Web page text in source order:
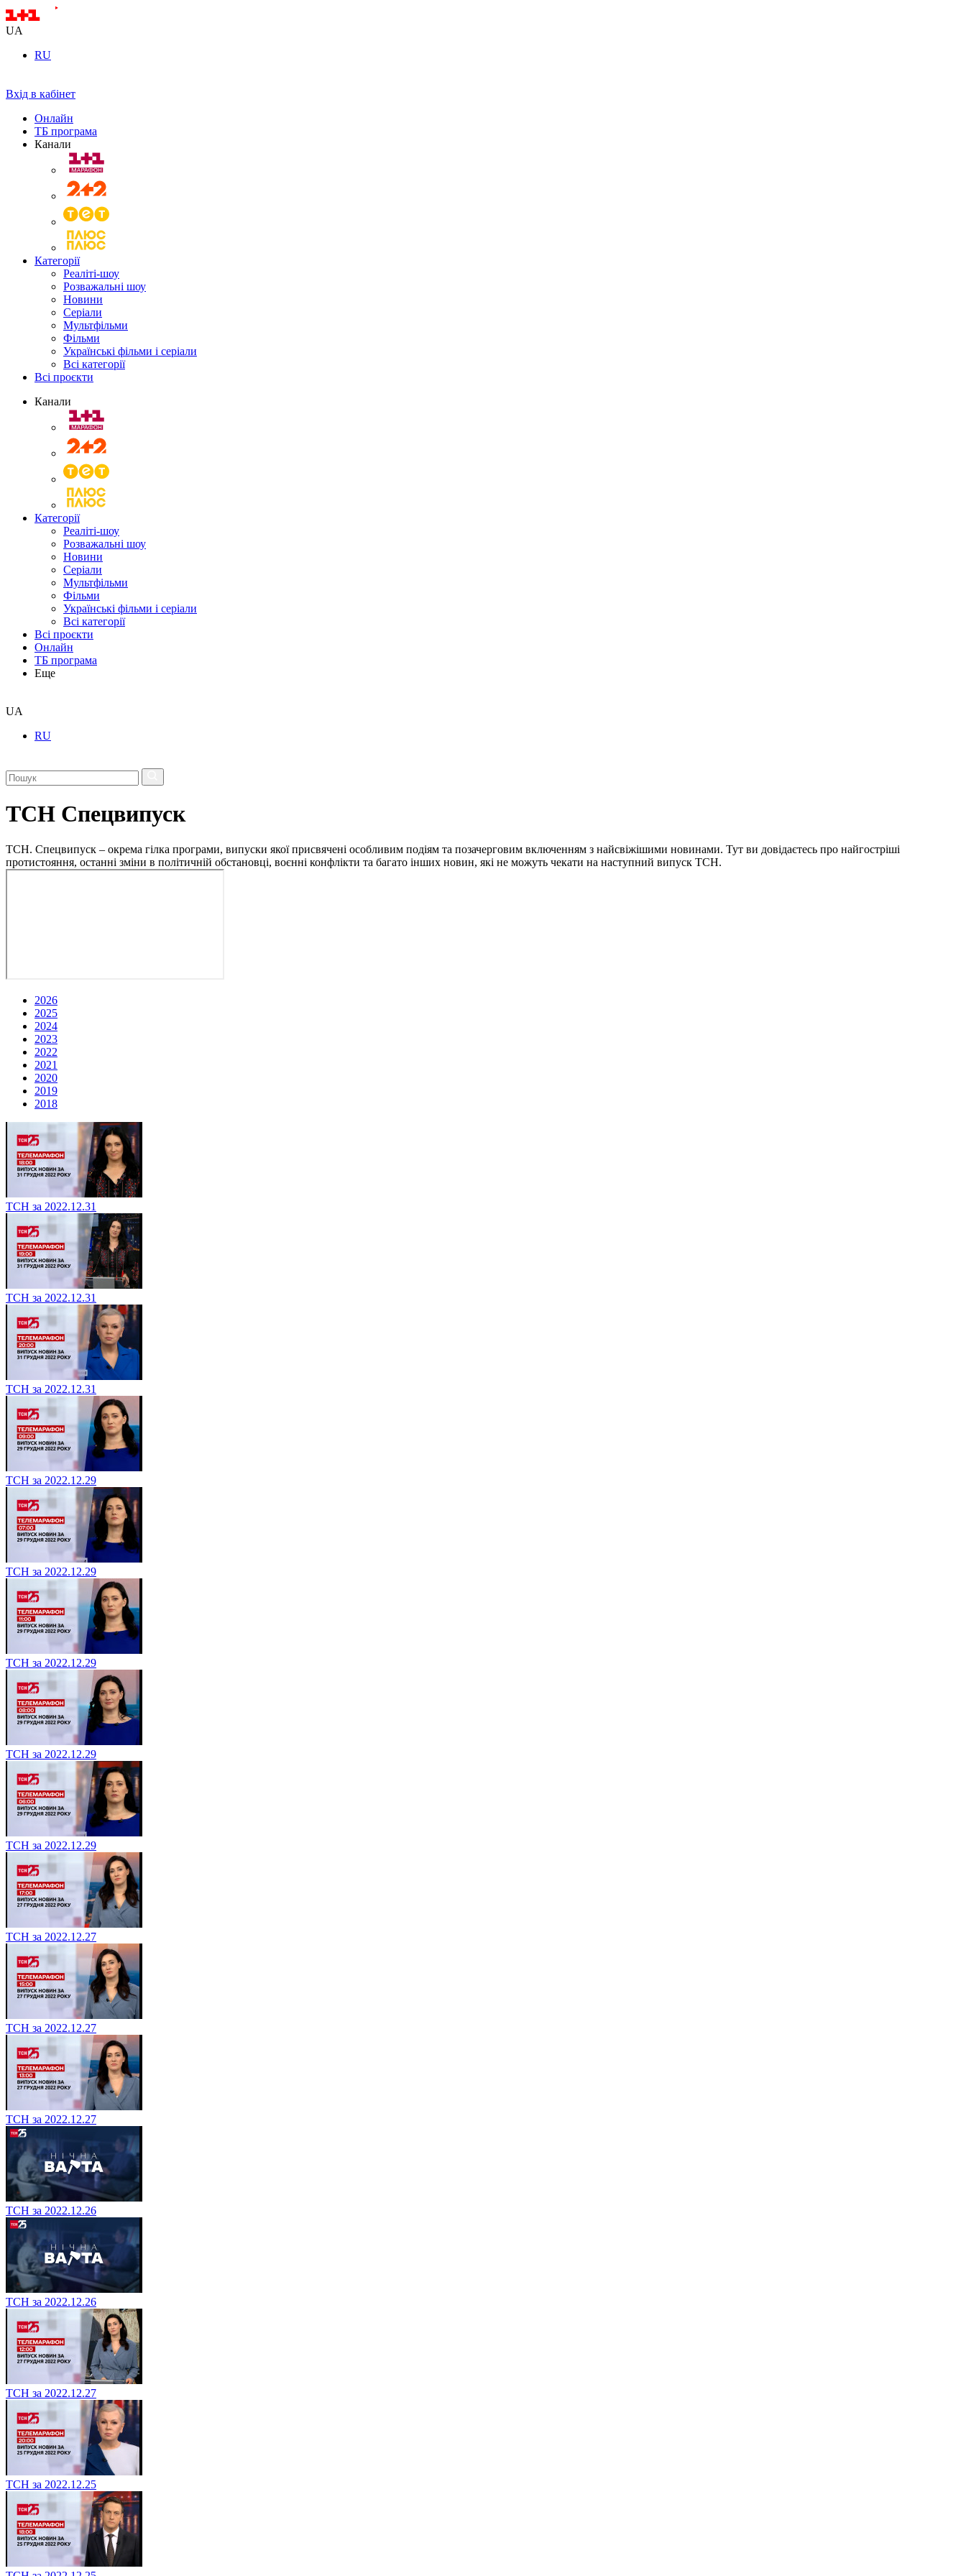
UA
RU
Вхід в кабінет
Онлайн
ТБ програма
Канали
Категорії
Реаліті-шоу
Розважальні шоу
Новини
Серіали
Мультфільми
Фільми
Українські фільми і серіали
Всі категорії
Всі проєкти
Канали
Категорії
Реаліті-шоу
Розважальні шоу
Новини
Серіали
Мультфільми
Фільми
Українські фільми і серіали
Всі категорії
Всі проєкти
Онлайн
ТБ програма
Еще
UA
RU
ТСН Спецвипуск
ТСН. Спецвипуск – окрема гілка програми, випуски якої присвячені особливим подіям та позачерговим включенням з найсвіжішими новинами. Тут ви довідаєтесь про найгостріші
протистояння, останні зміни в політичній обстановці, воєнні конфлікти та багато інших новин, які не можуть чекати на наступний випуск ТСН.
2026
2025
2024
2023
2022
2021
2020
2019
2018
ТСН за 2022.12.31
ТСН за 2022.12.31
ТСН за 2022.12.31
ТСН за 2022.12.29
ТСН за 2022.12.29
ТСН за 2022.12.29
ТСН за 2022.12.29
ТСН за 2022.12.29
ТСН за 2022.12.27
ТСН за 2022.12.27
ТСН за 2022.12.27
ТСН за 2022.12.26
ТСН за 2022.12.26
ТСН за 2022.12.27
ТСН за 2022.12.25